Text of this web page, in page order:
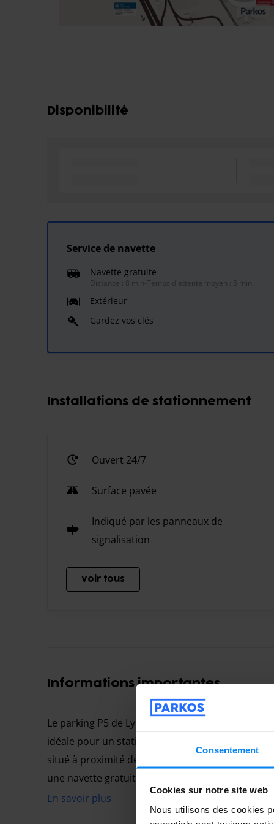
Consentement
Cookies sur notre site web
Nous utilisons des cookies
Disponibilité
Service de navette
Navette gratuite
Distance : 8 min Temps d'attente moyen : 5 min
Extérieur
Gardez vos clés
Installations de stationnement
Ouvert 24/7
Surface pavée
Indiqué par les panneaux de
signalisation
Voir tous
Informations importantes
Le parking P5 de Lyon Aéroport
idéale pour un stationnement longue durée. Ce
situé à proximité de la bretelle d'accès à
une navette gratuite qui circule toutes les 15
Le parking P5 est divisé en quatre îlots portant
En savoir plus